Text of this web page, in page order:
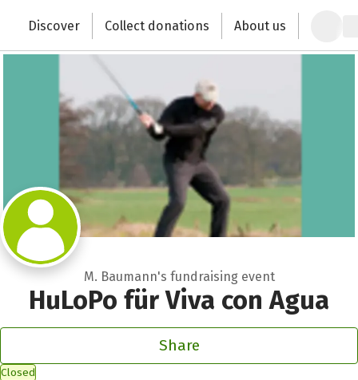
Change the world with your donation
Discover Collect donations About us
M. Baumann's fundraising event
HuLoPo für Viva con Agua
Share
Closed